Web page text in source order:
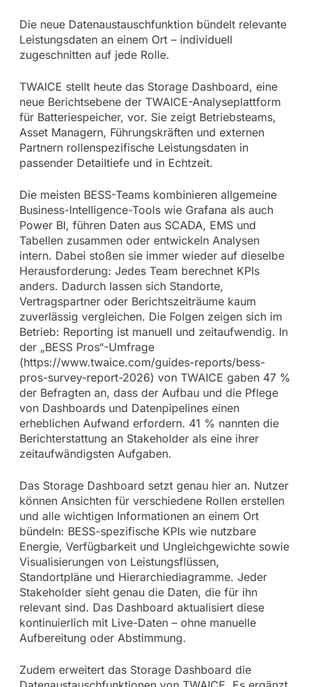
Die neue Datenaustauschfunktion bündelt relevante
Leistungsdaten an einem Ort – individuell
zugeschnitten auf jede Rolle.
TWAICE stellt heute das Storage Dashboard, eine
neue Berichtsebene der TWAICE-Analyseplattform
für Batteriespeicher, vor. Sie zeigt Betriebsteams,
Asset Managern, Führungskräften und externen
Partnern rollenspezifische Leistungsdaten in
passender Detailtiefe und in Echtzeit.
Die meisten BESS-Teams kombinieren allgemeine
Business-Intelligence-Tools wie Grafana als auch
Power BI, führen Daten aus SCADA, EMS und
Tabellen zusammen oder entwickeln Analysen
intern. Dabei stoßen sie immer wieder auf dieselbe
Herausforderung: Jedes Team berechnet KPIs
anders. Dadurch lassen sich Standorte,
Vertragspartner oder Berichtszeiträume kaum
zuverlässig vergleichen. Die Folgen zeigen sich im
Betrieb: Reporting ist manuell und zeitaufwendig. In
der „BESS Pros“-Umfrage
(https://www.twaice.com/guides-reports/bess-
pros-survey-report-2026) von TWAICE gaben 47 %
der Befragten an, dass der Aufbau und die Pflege
von Dashboards und Datenpipelines einen
erheblichen Aufwand erfordern. 41 % nannten die
Berichterstattung an Stakeholder als eine ihrer
zeitaufwändigsten Aufgaben.
Das Storage Dashboard setzt genau hier an. Nutzer
können Ansichten für verschiedene Rollen erstellen
und alle wichtigen Informationen an einem Ort
bündeln: BESS-spezifische KPIs wie nutzbare
Energie, Verfügbarkeit und Ungleichgewichte sowie
Visualisierungen von Leistungsflüssen,
Standortpläne und Hierarchiediagramme. Jeder
Stakeholder sieht genau die Daten, die für ihn
relevant sind. Das Dashboard aktualisiert diese
kontinuierlich mit Live-Daten – ohne manuelle
Aufbereitung oder Abstimmung.
Zudem erweitert das Storage Dashboard die